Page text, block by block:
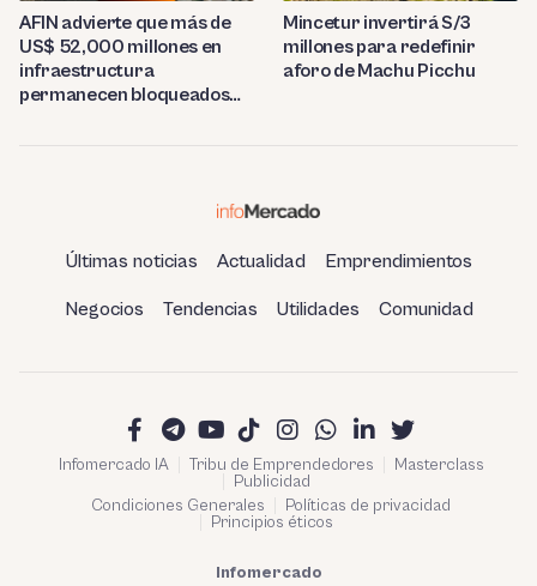
AFIN advierte que más de
US$ 52,000 millones en
infraestructura
permanecen bloqueados
Mincetur invertirá S/3
millones para redefinir
aforo de Machu Picchu
Últimas noticias Actualidad Emprendimientos
Negocios Tendencias Utilidades Comunidad
Infomercado IA Tribu de Emprendedores
Masterclass
Publicidad
Condiciones Generales
Políticas de privacidad
Principios éticos
Infomercado